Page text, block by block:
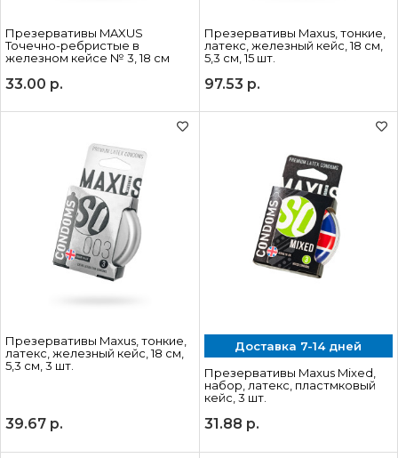
Презервативы MAXUS
Точечно-ребристые в
железном кейсе № 3, 18 см
33.00 р.
Презервативы Maxus, тонкие,
латекс, железный кейс, 18 см,
5,3 см, 15 шт.
97.53 р.
Презервативы Maxus, тонкие,
латекс, железный кейс, 18 см,
5,3 см, 3 шт.
39.67 р.
Доставка 7-14 дней
Презервативы Maxus Mixed,
набор, латекс, пластмковый
кейс, 3 шт.
31.88 р.